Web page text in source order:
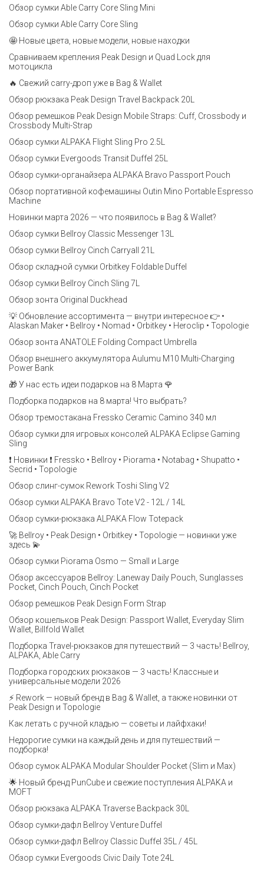
Обзор сумки Able Carry Core Sling Mini
Обзор сумки Able Carry Core Sling
🤩 Новые цвета, новые модели, новые находки
Сравниваем крепления Peak Design и Quad Lock для
мотоцикла
🔥 Свежий carry-дроп уже в Bag & Wallet
Обзор рюкзака Peak Design Travel Backpack 20L
Обзор ремешков Peak Design Mobile Straps: Cuff, Crossbody и
Crossbody Multi-Strap
Обзор сумки ALPAKA Flight Sling Pro 2.5L
Обзор сумки Evergoods Transit Duffel 25L
Обзор сумки-органайзера ALPAKA Bravo Passport Pouch
Обзор портативной кофемашины Outin Mino Portable Espresso
Machine
Новинки марта 2026 — что появилось в Bag & Wallet?
Обзор сумки Bellroy Classic Messenger 13L
Обзор сумки Bellroy Cinch Carryall 21L
Обзор складной сумки Orbitkey Foldable Duffel
Обзор сумки Bellroy Cinch Sling 7L
Обзор зонта Original Duckhead
💡 Обновление ассортимента — внутри интересное 👉 •
Alaskan Maker • Bellroy • Nomad • Orbitkey • Heroclip • Topologie
Обзор зонта ANATOLE Folding Compact Umbrella
Обзор внешнего аккумулятора Aulumu M10 Multi-Charging
Power Bank
🎁 У нас есть идеи подарков на 8 Марта 🌹
Подборка подарков на 8 марта! Что выбрать?
Обзор тремостакана Fressko Ceramic Camino 340 мл
Обзор сумки для игровых консолей ALPAKA Eclipse Gaming
Sling
❗️ Новинки ❗️ Fressko • Bellroy • Piorama • Notabag • Shupatto •
Secrid • Topologie
Обзор слинг-сумок Rework Toshi Sling V2
Обзор сумки ALPAKA Bravo Tote V2 - 12L / 14L
Обзор сумки-рюкзака ALPAKA Flow Totepack
🚀 Bellroy • Peak Design • Orbitkey • Topologie — новинки уже
здесь 💫
Обзор сумки Piorama Osmo — Small и Large
Обзор аксессуаров Bellroy: Laneway Daily Pouch, Sunglasses
Pocket, Cinch Pouch, Cinch Pocket
Обзор ремешков Peak Design Form Strap
Обзор кошельков Peak Design: Passport Wallet, Everyday Slim
Wallet, Billfold Wallet
Подборка Travel-рюкзаков для путешествий — 3 часть! Bellroy,
ALPAKA, Able Carry
Подборка городских рюкзаков — 3 часть! Классные и
универсальные модели 2026
⚡️ Rework — новый бренд в Bag & Wallet, а также новинки от
Peak Design и Topologie
Как летать с ручной кладью — советы и лайфхаки!
Недорогие сумки на каждый день и для путешествий —
подборка!
Обзор сумок ALPAKA Modular Shoulder Pocket (Slim и Max)
🌟 Новый бренд PunCube и свежие поступления ALPAKA и
MOFT
Обзор рюкзака ALPAKA Traverse Backpack 30L
Обзор сумки-дафл Bellroy Venture Duffel
Обзор сумки-дафл Bellroy Classic Duffel 35L / 45L
Обзор сумки Evergoods Civic Daily Tote 24L